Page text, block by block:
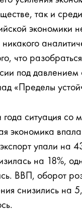
так и
экономики
что
под давлением
«Пределы
ситуация со
экономика
упали на
на 18%,
ВВП, оборот
снизились на